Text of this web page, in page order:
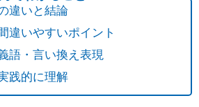
違いと結論
違いやすいポイント
語・言い換え表現
践的に理解